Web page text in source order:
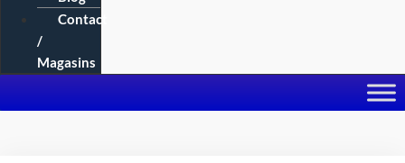
Contact
/
Magasins